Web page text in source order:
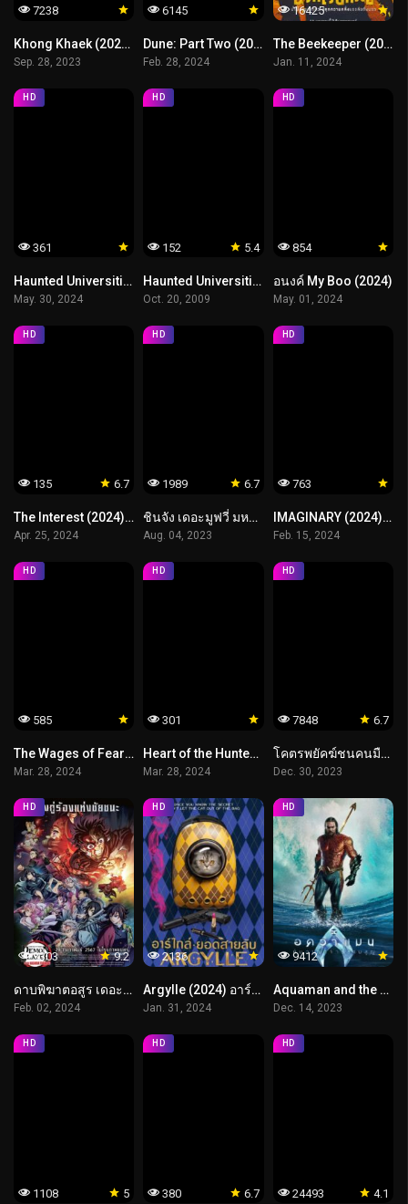
7238
Khong Khaek (2023) ของแขก
Sep. 28, 2023
6145
Dune: Part Two (2024) ดูน ภาคสอง
Feb. 28, 2024
16425
The Beekeeper (2024) นรกเรียกพ่อ
Jan. 11, 2024
361
HD
Haunted Universities 3 (2024) เทอม 3
May. 30, 2024
5.4
152
HD
Haunted Universities (2009) มหาลัยสยองขวัญ
Oct. 20, 2009
854
HD
อนงค์ My Boo (2024)
May. 01, 2024
6.7
135
HD
The Interest (2024) เธอ ฟอร์ แคช สินเชื่อ..รักแลกเงิน
Apr. 25, 2024
6.7
1989
HD
ชินจัง เดอะมูฟวี่ มหาสงครามซุปเปอร์พลังจิตซูชิเหินเวหา
Aug. 04, 2023
763
HD
IMAGINARY (2024) ตุ๊กตาซาตาน
Feb. 15, 2024
585
HD
The Wages of Fear (2024)
Mar. 28, 2024
301
HD
Heart of the Hunter (2024) หัวใจนักล่า
Mar. 28, 2024
6.7
7848
HD
โคตรพยัคฆ์ชนคนมือทอง
Dec. 30, 2023
9.2
3303
HD
ดาบพิฆาตอสูร เดอะมูฟวี่ ปาฏิหาริย์แห่งสายสัมพันธ์ สู่การสั่งสอนของเสาหลัก
Feb. 02, 2024
2136
HD
Argylle (2024) อาร์ไกล์ ยอดสายลับ
Jan. 31, 2024
9412
HD
Aquaman and the Lost Kingdom (2023) อควาแมน กับอาณาจักรสาบสูญ
Dec. 14, 2023
5
1108
HD
6.7
380
HD
4.1
24493
HD